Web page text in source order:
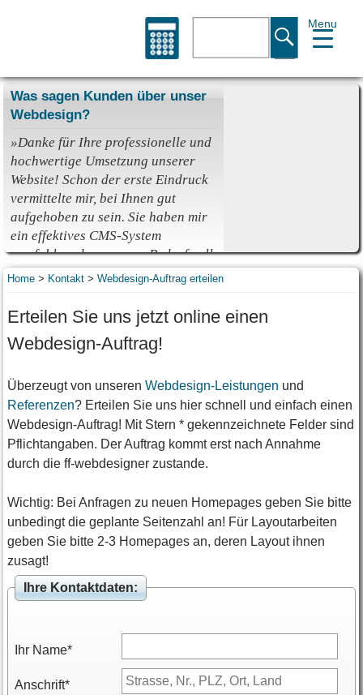
Home> Kontakt> Webdesign-Auftrag erteilen
Erteilen Sie uns jetzt online einen
Webdesign-Auftrag!
Überzeugt von unseren Webdesign-Leistungen und
Referenzen? Erteilen Sie uns hier schnell und einfach einen
Webdesign-Auftrag! Mit Stern * gekennzeichnete Felder sind
Pflichtangaben. Der Auftrag kommt erst nach Annahme
durch die ff-webdesigner zustande.
Wichtig: Bei Anfragen zu neuen Homepages geben Sie bitte
unbedingt die geplante Seitenzahl an! Für Layoutarbeiten
geben Sie bitte 2-3 Homepages an, deren Layout ihnen
zusagt!
Ihre Kontaktdaten:
Ihr Name*
Anschrift*
Was sagen Kunden über unser
Webdesign?
»Danke für Ihre professionelle und
hochwertige Umsetzung unserer
Website! Schon der erste Eindruck
vermittelte mir, bei Ihnen gut
aufgehoben zu sein. Sie haben mir
ein effektives CMS-System
empfohlen, das unseren Bedarf voll
und ganz abdeckt. Auch der
übrig. Auftretende Fragen oder
Probleme werden schnell und
kompetent gelöst. Die ff-
Unterstützung unser idealer
Partner. Sie sind jeden Cent wert!
Werde Sie weiterempfehlen.«
Ludwig Sonntag, Geschäftsführer
cideas GmbH, Oktober 2011
Kunden-Homepage:
www.designersonntag.de
Menu